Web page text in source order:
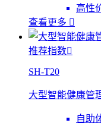
高性
查看更多 
推荐指数
SH-T20
大型智能健康管
自助